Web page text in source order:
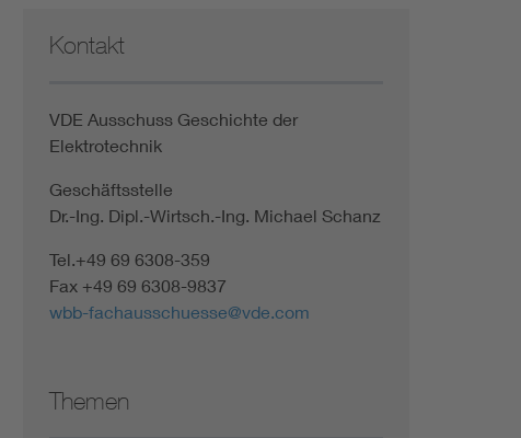
Kontakt
VDE Ausschuss Geschichte der
Elektrotechnik
Geschäftsstelle
Dr.-Ing. Dipl.-Wirtsch.-Ing. Michael Schanz
Tel.+49 69 6308-359
Fax +49 69 6308-9837
wbb-fachausschuesse@vde.com
Themen